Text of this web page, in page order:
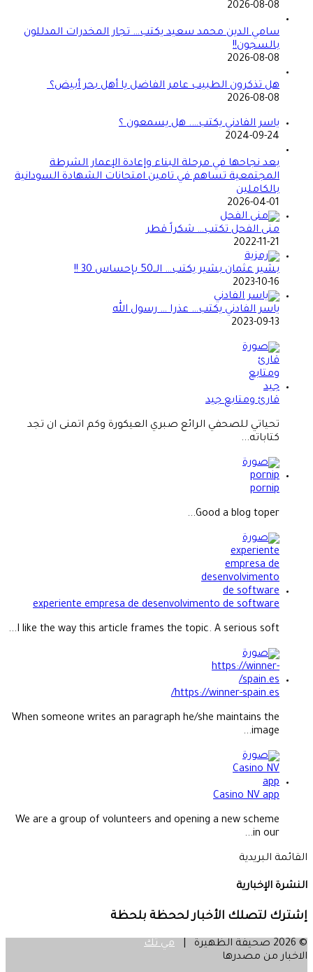
2026-08-08
سامي الدين محمد سعيد يكتب… تجار المخدرات المدللون
بالسجون!!
2026-08-08
هل تذكرون الطبيب عامر الفاضل يا أهل بحر أبيض؟
2026-08-08
ياسر الفادني يكتب…. هل يسمعون ؟
2024-09-24
بعد نجاحها في مرحلة البناء وإعادة الإعمار الشرطة
المجتمعية تساهم في تامين امتحانات الشهادة السودانية
بالكاملين
2026-04-01
منى الفحل تكتب… شكراً قطر
2022-11-21
بشير عثمان بشير يكتب… الــ50 بإحساس 30 !!
2023-10-16
ياسر الفادني يكتب… عذرا … رسول الله
2023-09-13
قارئ ومتابع جيد
تحياتي للصحفي الرائع صبري العيكورة وكم اتمنى ان تجد
كتاباته...
pornip
Good a blog toper...
experiente empresa de desenvolvimento de software
I like the way this article frames the topic. A serious soft...
https://winner-spain.es/
When someone writes an paragraph he/she maintains the
image...
Casino NV app
We are a group of volunteers and opening a new scheme
in our...
القائمة البريدية
النشرة الإخبارية
إشترك لتصلك الأخبار لححظة بلحظة
© 2026 صحيفة الظهيرة |
مي تك
الاخبار من مصدرها